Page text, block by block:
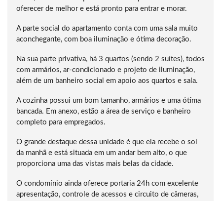
oferecer de melhor e está pronto para entrar e morar.
A parte social do apartamento conta com uma sala muito
aconchegante, com boa iluminação e ótima decoração.
Na sua parte privativa, há 3 quartos (sendo 2 suítes), todos
com armários, ar-condicionado e projeto de iluminação,
além de um banheiro social em apoio aos quartos e sala.
A cozinha possui um bom tamanho, armários e uma ótima
bancada. Em anexo, estão a área de serviço e banheiro
completo para empregados.
O grande destaque dessa unidade é que ela recebe o sol
da manhã e está situada em um andar bem alto, o que
proporciona uma das vistas mais belas da cidade.
O condomínio ainda oferece portaria 24h com excelente
apresentação, controle de acessos e circuito de câmeras,